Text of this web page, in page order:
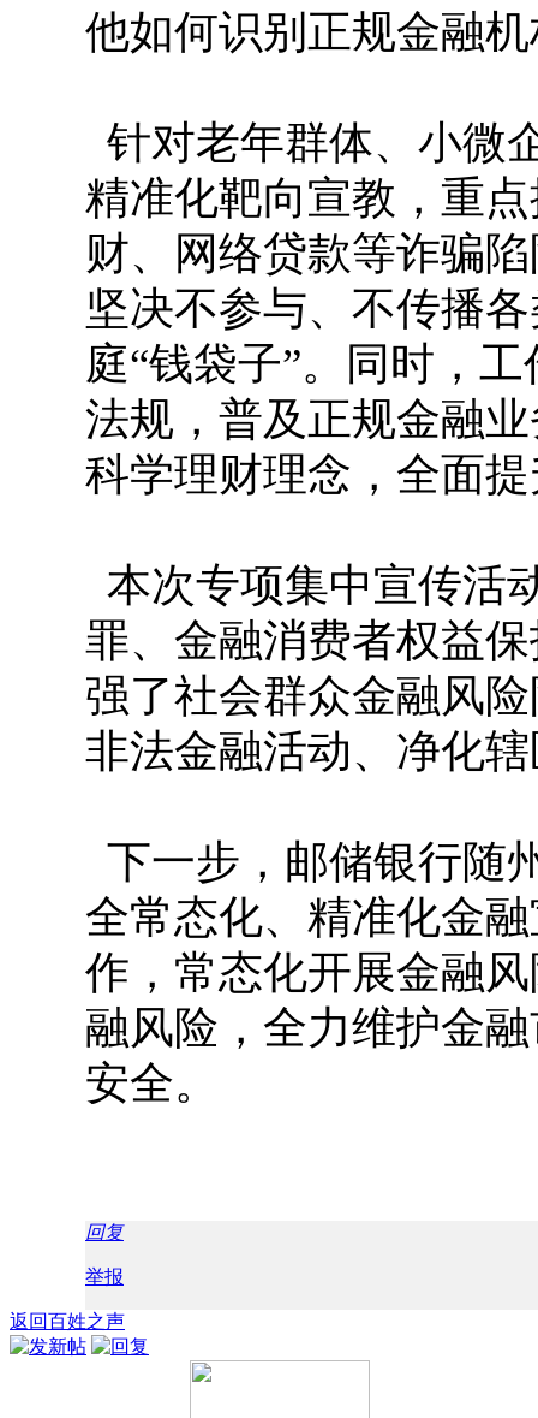
他如何识别正规金融
针对老年群体、小微
精准化靶向宣教，重
财、网络贷款等诈骗
坚决不参与、不传播
庭“钱袋子”。同时，
法规，普及正规金融
科学理财理念，全面
本次专项集中宣传活
罪、金融消费者权益
强了社会群众金融风
非法金融活动、净化
下一步，邮储银行随
全常态化、精准化金
作，常态化开展金融
融风险，全力维护金
安全。
回复
举报
返回百姓之声